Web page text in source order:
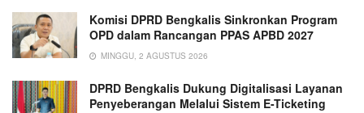
Komisi DPRD Bengkalis Sinkronkan Program
OPD dalam Rancangan PPAS APBD 2027
MINGGU, 2 AGUSTUS 2026
DPRD Bengkalis Dukung Digitalisasi Layanan
Penyeberangan Melalui Sistem E-Ticketing